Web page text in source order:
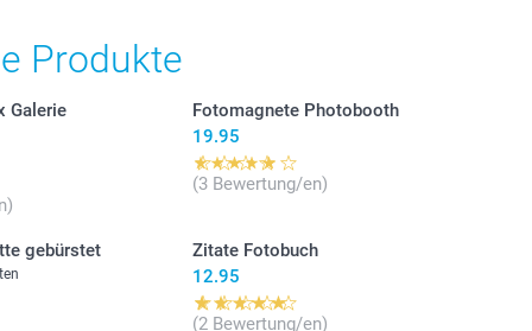
Produkte
Galerie
Fotomagnete Photobooth
19.95
(3 Bewertung/en)
gebürstet
Zitate Fotobuch
12.95
(2 Bewertung/en)